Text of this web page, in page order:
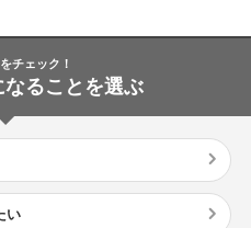
チェック！
ることを選ぶ
い